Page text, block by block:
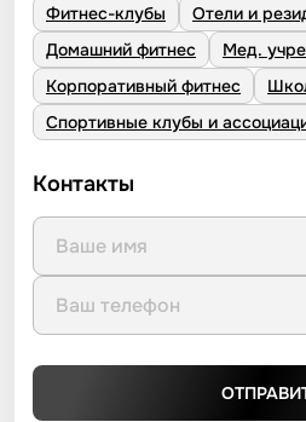
Фитнес-клубы
Отели и
Домашний фитнес
Мед.
Корпоративный фитнес
Спортивные клубы и
Контакты